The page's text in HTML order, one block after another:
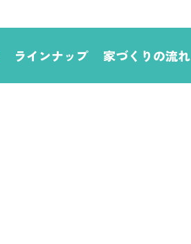
ラインナップ 家づくりの流れ